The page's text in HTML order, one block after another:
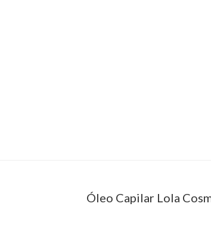
Óleo Capilar Lola